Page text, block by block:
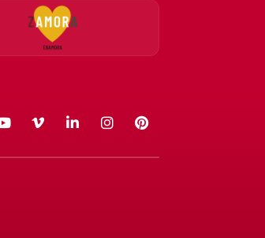
YouTube
VimeoLinkedIn
Instagram
Pinterest